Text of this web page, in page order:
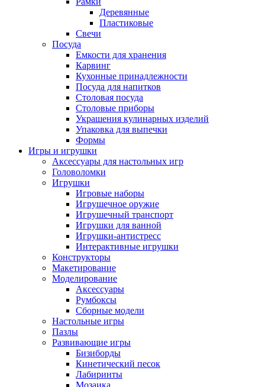
Деревянные
Пластиковые
Свечи
Посуда
Емкости для хранения
Карвинг
Кухонные принадлежности
Посуда для напитков
Столовая посуда
Столовые приборы
Украшения кулинарных изделий
Упаковка для выпечки
Формы
Игры и игрушки
Аксессуары для настольных игр
Головоломки
Игрушки
Игровые наборы
Игрушечное оружие
Игрушечный транспорт
Игрушки для ванной
Игрушки-антистресс
Интерактивные игрушки
Конструкторы
Макетирование
Моделирование
Аксессуары
Румбоксы
Сборные модели
Настольные игры
Пазлы
Развивающие игры
Бизиборды
Кинетический песок
Лабиринты
Мозаика